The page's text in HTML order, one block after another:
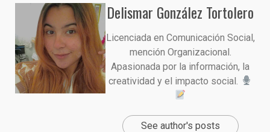
Delismar González Tortolero
Licenciada en Comunicación Social,
mención Organizacional.
Apasionada por la información, la
creatividad y el impacto social.
See author's posts